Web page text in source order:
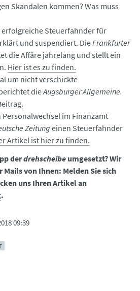
Skandalen kommen? Was muss
erfolgreiche Steuerfahnder für
und suspendiert. DieFrankfurter
die Affäre jahrelang und stellt ein
Hier ist es zu finden.
um nicht verschickte
dieAugsburger Allgemeine.
im Finanzamt
Zeitungeinen Steuerfahnder
Artikel ist hier zu finden.
derdrehscheibe umgesetzt? Wir
von Ihnen: Melden Sie sich
uns Ihren Artikel an
.
09:39